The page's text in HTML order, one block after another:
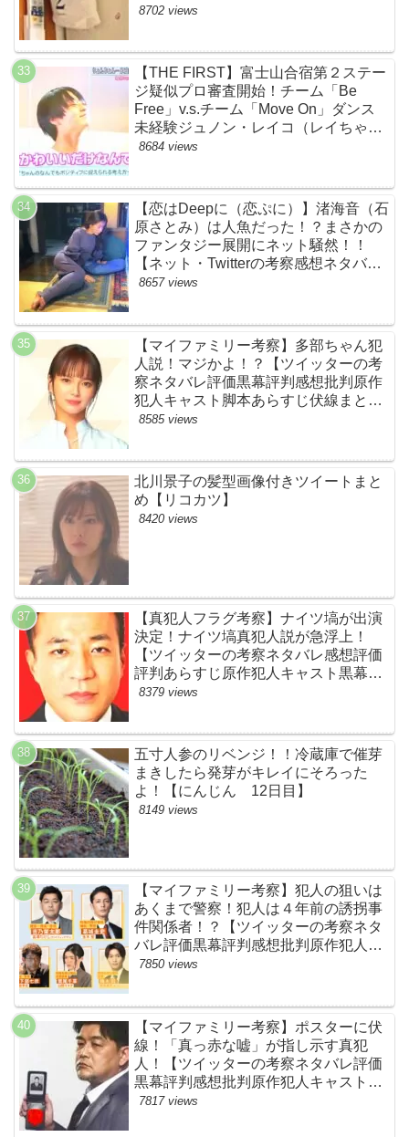
すじ原作犯人キャスト黒幕伏線まと
8702 views
【THE FIRST】富士山合宿第２ステー
ジ疑似プロ審査開始！チーム「Be
Free」v.s.チーム「Move On」ダンス
未経験ジュノン・レイコ（レイちゃ
ん）頑張れ！ルイルイかわいすぎる
BE:FIRST・ビーファースト】
8684 views
【恋はDeepに（恋ぷに）】渚海音（石
原さとみ）は人魚だった！？まさかの
ファンタジー展開にネット騒然！！
【ネット・Twitterの考察感想ネタバレ
評価評判あらすじまとめ】
8657 views
【マイファミリー考察】多部ちゃん犯
人説！マジかよ！？【ツイッターの考
察ネタバレ評価黒幕評判感想批判原作
犯人キャスト脚本あらすじ伏線まと
め・多部未華子】
8585 views
北川景子の髪型画像付きツイートまと
め【リコカツ】
8420 views
【真犯人フラグ考察】ナイツ塙が出演
決定！ナイツ塙真犯人説が急浮上！
【ツイッターの考察ネタバレ感想評価
評判あらすじ原作犯人キャスト黒幕伏
線まとめ】
8379 views
五寸人参のリベンジ！！冷蔵庫で催芽
まきしたら発芽がキレイにそろった
よ！【にんじん 12日目】
8149 views
【マイファミリー考察】犯人の狙いは
あくまで警察！犯人は４年前の誘拐事
件関係者！？【ツイッターの考察ネタ
バレ評価黒幕評判感想批判原作犯人キ
ャスト脚本あらすじ伏線まとめ】
7850 views
【マイファミリー考察】ポスターに伏
線！「真っ赤な嘘」が指し示す真犯
人！【ツイッターの考察ネタバレ評価
黒幕評判感想批判原作犯人キャスト脚
本あらすじ伏線まとめ・吉乃栄太郎】
7817 views